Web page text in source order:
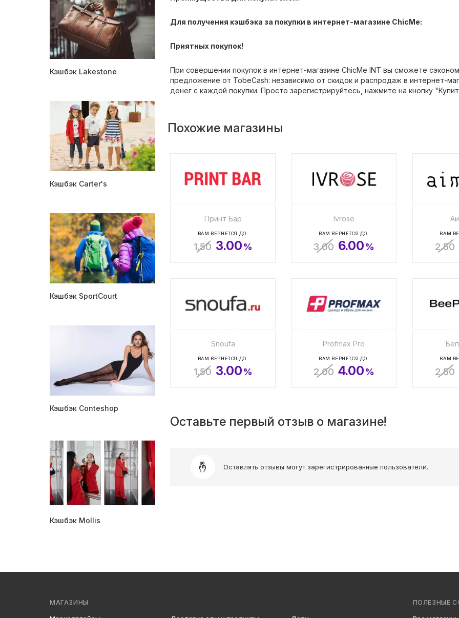
Кэшбэк Lakestone
Кэшбэк Carter's
Кэшбэк SportCourt
Кэшбэк Conteshop
Кэшбэк Mollis
Для получения кэшбэка за покупки в интернет-магазине ChicMe:
Приятных покупок!
При совершении покупок в интернет-магазине ChicMe INT вы сможете
предложение от TobeCash: независимо от скидок и распродаж в интернет-
денег с каждой покупки. Просто зарегистрируйтесь, нажмите на кнопку
Похожие магазины
Принт Бар
ВАМ ВЕРНЕТСЯ ДО:
1.50 3.00%
Ivrose
ВАМ ВЕРНЕТСЯ ДО:
3.00 6.00%
ВАМ
2.50
Snoufa
ВАМ ВЕРНЕТСЯ ДО:
1.50 3.00%
Profmax Pro
ВАМ ВЕРНЕТСЯ ДО:
2.00 4.00%
ВАМ
2.50
Оставьте первый отзыв о магазине!
Оставлять отзывы могут зарегистрированные пользователи.
МАГАЗИНЫ ПОЛЕЗНЫЕ